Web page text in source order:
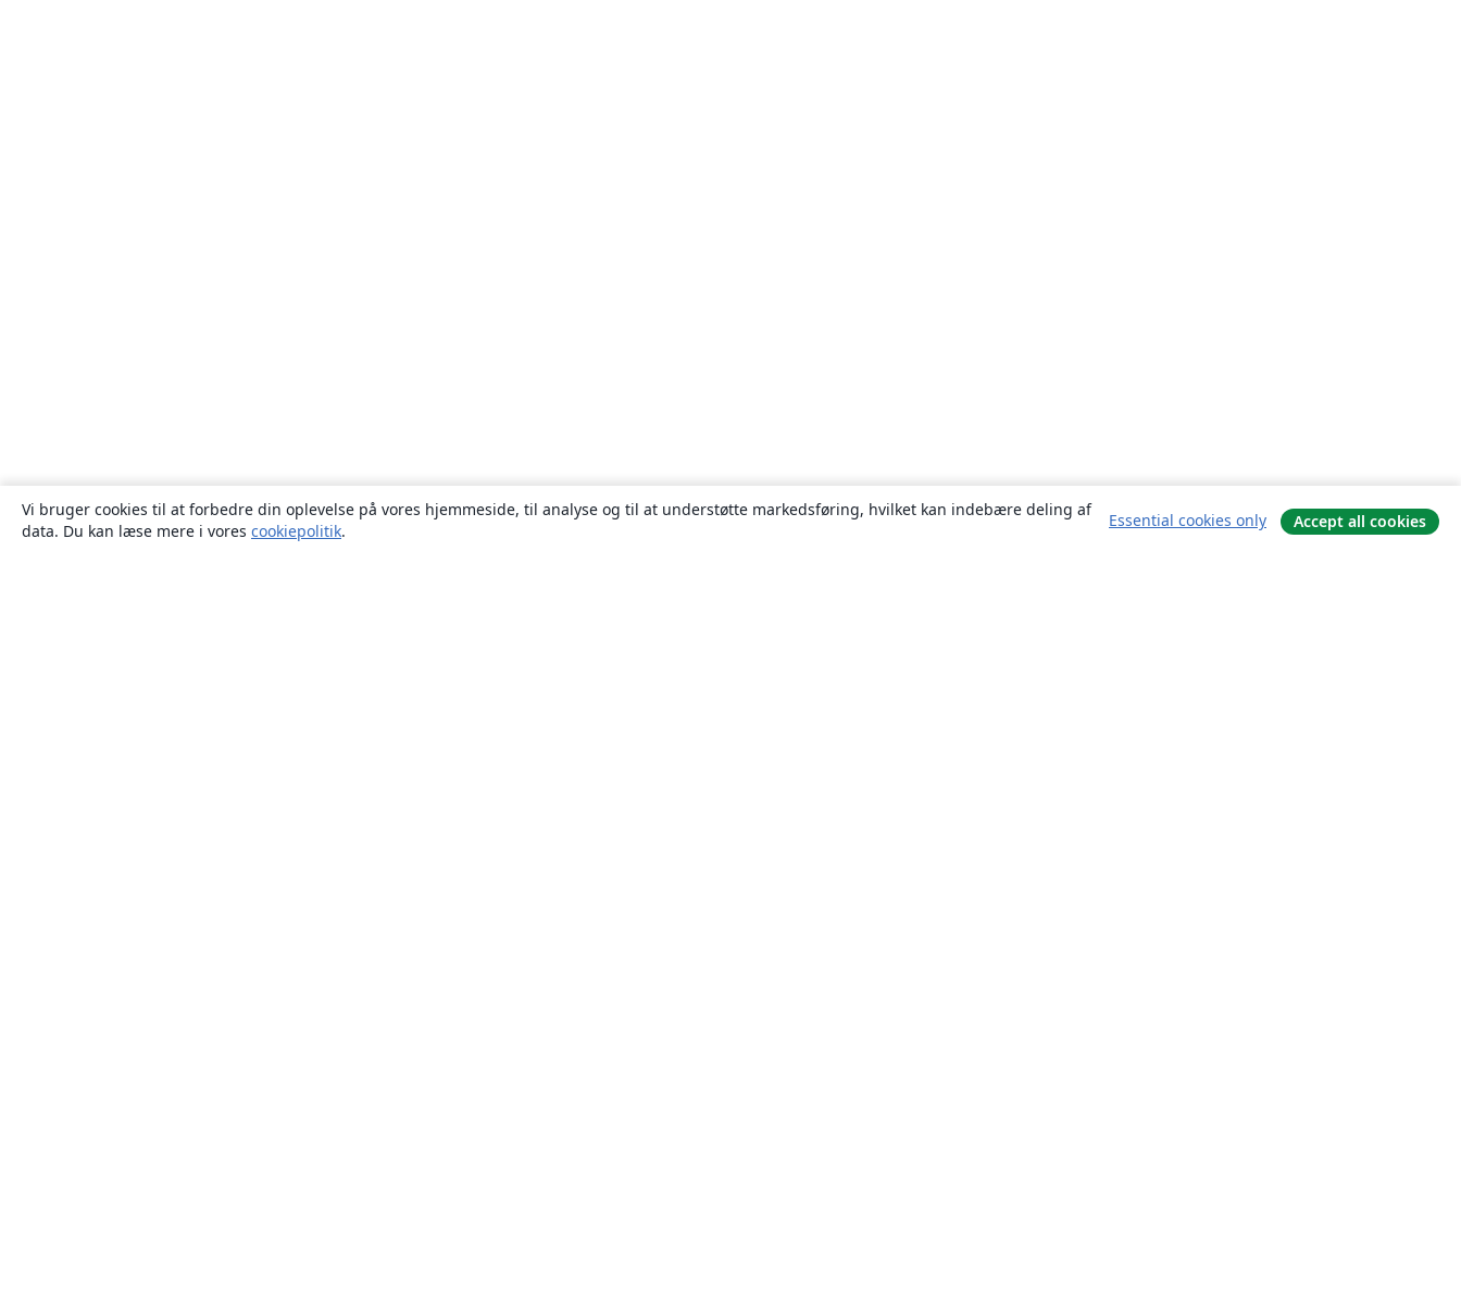
Vi bruger cookies til at forbedre din oplevelse på vores hjemmeside, til analyse og til at understøtte markedsføring, hvilket kan indebære deling af
data. Du kan læse mere i vores cookiepolitik.
Essential cookies only Accept all cookies